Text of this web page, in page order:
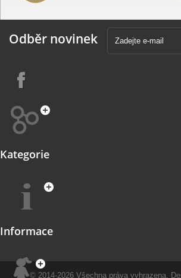
Odběr novinek
Kategorie
Informace
© 2014-2026 Všechna práva vyhrazena.